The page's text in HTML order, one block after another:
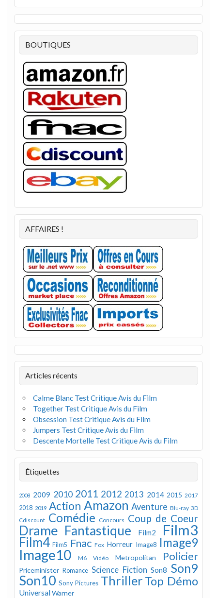
BOUTIQUES
AFFAIRES !
Articles récents
Calme Blanc Test Critique Avis du Film
Together Test Critique Avis du Film
Obsession Test Critique Avis du Film
Jumpers Test Critique Avis du Film
Descente Mortelle Test Critique Avis du Film
Étiquettes
2008 2009 2010 2011 2012 2013 2014 2015 2017
2018 2019 Action Amazon Aventure Blu-ray 3D
Cdiscount Comédie Concours Coup de Coeur
Drame Fantastique Film2 Film3
Film4 Film5 Fnac Fox Horreur Image8 Image9
Image10 M6 Vidéo Metropolitan Policier
Priceminister Romance Science Fiction Son8 Son9
Son10 Sony Pictures Thriller Top Démo
UniversalWarner